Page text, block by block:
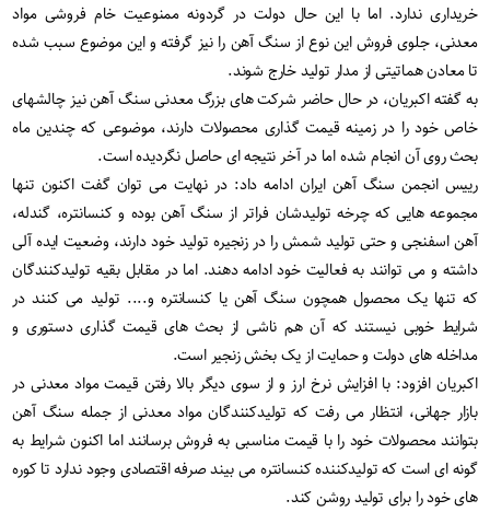
خریداری ندارد. اما با این حال دولت در گردونه ممنوعیت خام فروشی مواد
معدنی، جلوی فروش این نوع از سنگ آهن را نیز گرفته و این موضوع سبب شده
تا معادن هماتیتی از مدار تولید خارج شوند.
به گفته اکبریان، در حال حاضر شرکت های بزرگ معدنی سنگ آهن نیز چالشهای
خاص خود را در زمینه قیمت گذاری محصولات دارند، موضوعی که چندین ماه
بحث روی آن انجام شده اما در آخر نتیجه ای حاصل نگردیده است.
رییس انجمن سنگ آهن ایران ادامه داد: در نهایت می توان گفت اکنون تنها
مجموعه هایی که چرخه تولیدشان فراتر از سنگ آهن بوده و کنسانتره، گندله،
آهن اسفنجی و حتی تولید شمش را در زنجیره تولید خود دارند، وضعیت ایده آلی
داشته و می توانند به فعالیت خود ادامه دهند. اما در مقابل بقیه تولیدکنندگان
که تنها یک محصول همچون سنگ آهن یا کنسانتره و.... تولید می کنند در
شرایط خوبی نیستند که آن هم ناشی از بحث های قیمت گذاری دستوری و
مداخله های دولت و حمایت از یک بخش زنجیر است.
اکبریان افزود: با افزایش نرخ ارز و از سوی دیگر بالا رفتن قیمت مواد معدنی در
بازار جهانی، انتظار می رفت که تولیدکنندگان مواد معدنی از جمله سنگ آهن
بتوانند محصولات خود را با قیمت مناسبی به فروش برسانند اما اکنون شرایط به
گونه ای است که تولیدکننده کنسانتره می بیند صرفه اقتصادی وجود ندارد تا کوره
های خود را برای تولید روشن کند.